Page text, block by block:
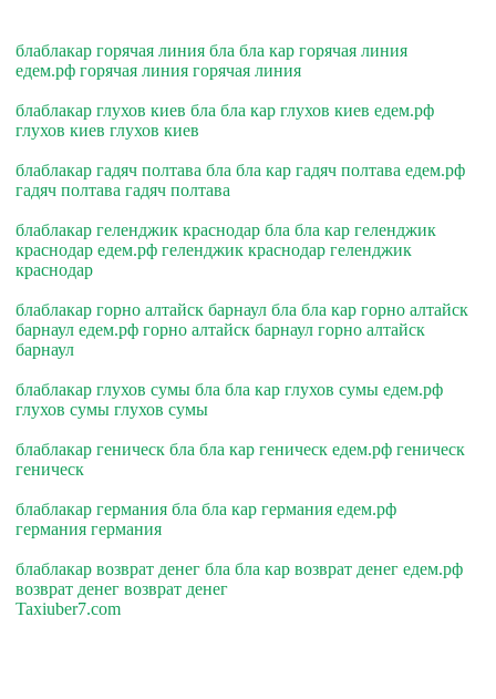
блаблакар горячая линия бла бла кар горячая линия
едем.рф горячая линия горячая линия
блаблакар глухов киев бла бла кар глухов киев едем.рф
глухов киев глухов киев
блаблакар гадяч полтава бла бла кар гадяч полтава едем.рф
гадяч полтава гадяч полтава
блаблакар геленджик краснодар бла бла кар геленджик
краснодар едем.рф геленджик краснодар геленджик
краснодар
блаблакар горно алтайск барнаул бла бла кар горно алтайск
барнаул едем.рф горно алтайск барнаул горно алтайск
барнаул
блаблакар глухов сумы бла бла кар глухов сумы едем.рф
глухов сумы глухов сумы
блаблакар геническ бла бла кар геническ едем.рф геническ
геническ
блаблакар германия бла бла кар германия едем.рф
германия германия
блаблакар возврат денег бла бла кар возврат денег едем.рф
возврат денег возврат денег
Taxiuber7.com